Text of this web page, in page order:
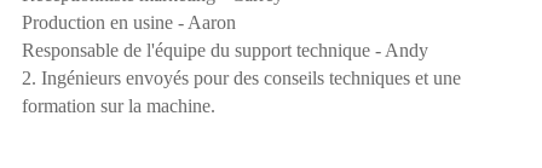
Production en usine - Aaron
Responsable de l'équipe du support technique - Andy
2. Ingénieurs envoyés pour des conseils techniques et une
formation sur la machine.